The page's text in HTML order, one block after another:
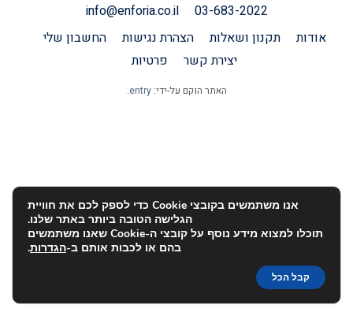
03-683-2022
info@enforia.co.il
אודות
תקנון ושאלות הצהרת נגישות
החשבון שלי
יצירת קשר
פרטיות
האתר הוקם על-ידי:entry
.
אנו משתמשים בקובצי Cookie כדי לספק לכם את חוויית
הגלישה הטובה ביותר באתר שלנו.
תוכלו למצוא מידע נוסף על קובצי ה-Cookie שאנו משתמשים
בהם או לכבות אותם ב-הגדרות.
קבל הכל